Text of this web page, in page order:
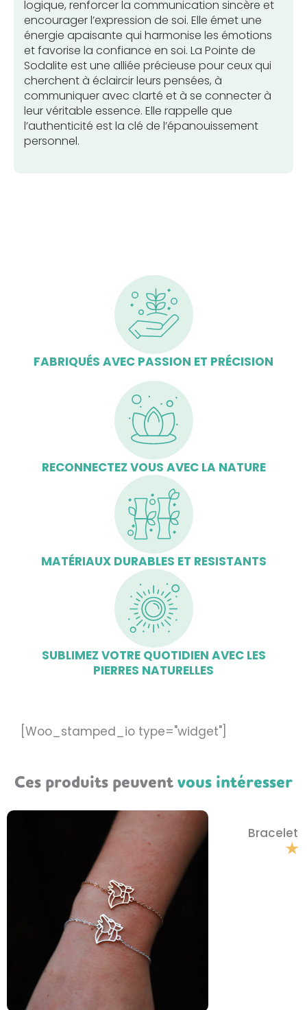
logique, renforcer la communication sincère et
encourager l’expression de soi. Elle émet une
énergie apaisante qui harmonise les émotions
et favorise la confiance en soi. La Pointe de
Sodalite est une alliée précieuse pour ceux qui
cherchent à éclaircir leurs pensées, à
communiquer avec clarté et à se connecter à
leur véritable essence. Elle rappelle que
l’authenticité est la clé de l’épanouissement
personnel.
FABRIQUÉS AVEC PASSION ET PRÉCISION
RECONNECTEZ VOUS AVEC LA NATURE
MATÉRIAUX DURABLES ET RESISTANTS
SUBLIMEZ VOTRE QUOTIDIEN AVEC LES
PIERRES NATURELLES
[Woo_stamped_io type="widget"]
Ces produits peuventvous intéresser
Bracelet
★